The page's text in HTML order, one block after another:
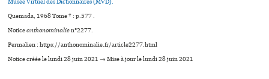
Musée Virtuel des Dictionnaires (MVD).
Quemada, 1968 Tome * : p.577 .
Noticeanthonominalien°2277.
Permalien : https://anthonominalie.fr/article2277.html
Notice créée le lundi 28 juin 2021 → Mise à jour le lundi 28 juin 2021